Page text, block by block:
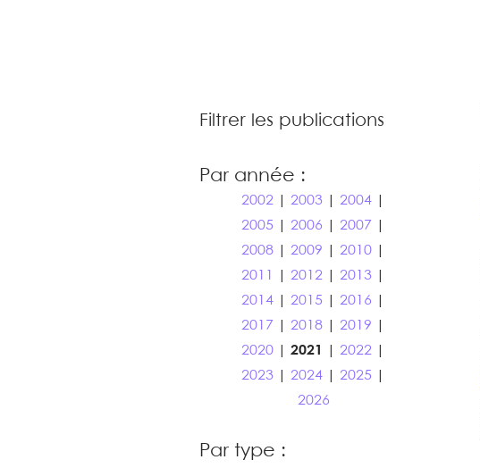
Filtrer les publications
Par année :
2002 |2003 |2004
2005 |2006 |2007
2008 |2009 |2010
2011
|2012 |2013
2014 |2015 |2016
2017 |2018 |2019
2020 |2021 |2022
2023 |2024 |2025
2026
Par type :